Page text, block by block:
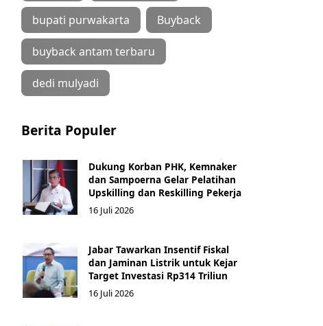
bupati purwakarta Buyback
buyback antam terbaru
dedi mulyadi
Berita Populer
Dukung Korban PHK, Kemnaker
dan Sampoerna Gelar Pelatihan
Upskilling dan Reskilling Pekerja
16 Juli 2026
Jabar Tawarkan Insentif Fiskal
dan Jaminan Listrik untuk Kejar
Target Investasi Rp314 Triliun
16 Juli 2026